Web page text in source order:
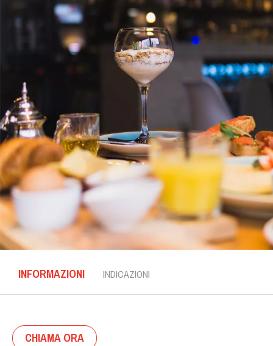
INFORMAZIONI INDICAZIONI
CHIAMA ORA